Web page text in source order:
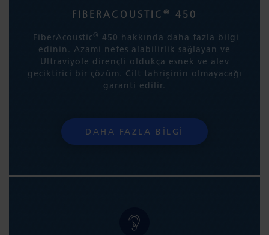
FIBERACOUSTIC ® 450
FiberAcoustic® 450 hakkında daha fazla bilgi
edinin. Azami nefes alabilirlik sağlayan ve
Ultraviyole dirençli oldukça esnek ve alev
geciktirici bir çözüm. Cilt tahrişinin olmayacağı
garanti edilir.
DAHA FAZLA BILGI